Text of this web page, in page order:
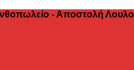
- Αποστολή